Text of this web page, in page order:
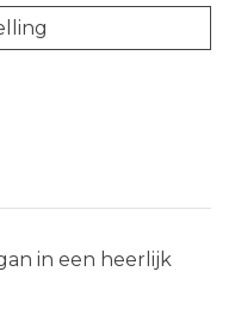
in een heerlijk